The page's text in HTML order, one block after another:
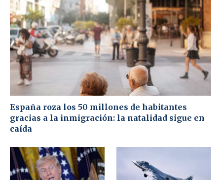
España roza los 50 millones de habitantes
gracias a la inmigración: la natalidad sigue en
caída